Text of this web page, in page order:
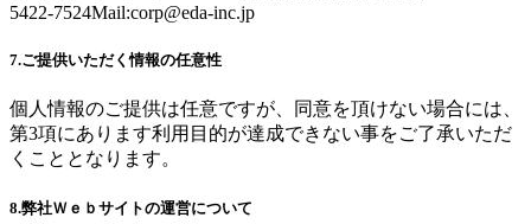
5422-7524Mail:corp@eda-inc.jp
7.ご提供いただく情報の任意性
個人情報のご提供は任意ですが、同意を頂けない場合には、
第3項にあります利用目的が達成できない事をご了承いただ
くこととなります。
8.弊社Ｗｅｂサイトの運営について